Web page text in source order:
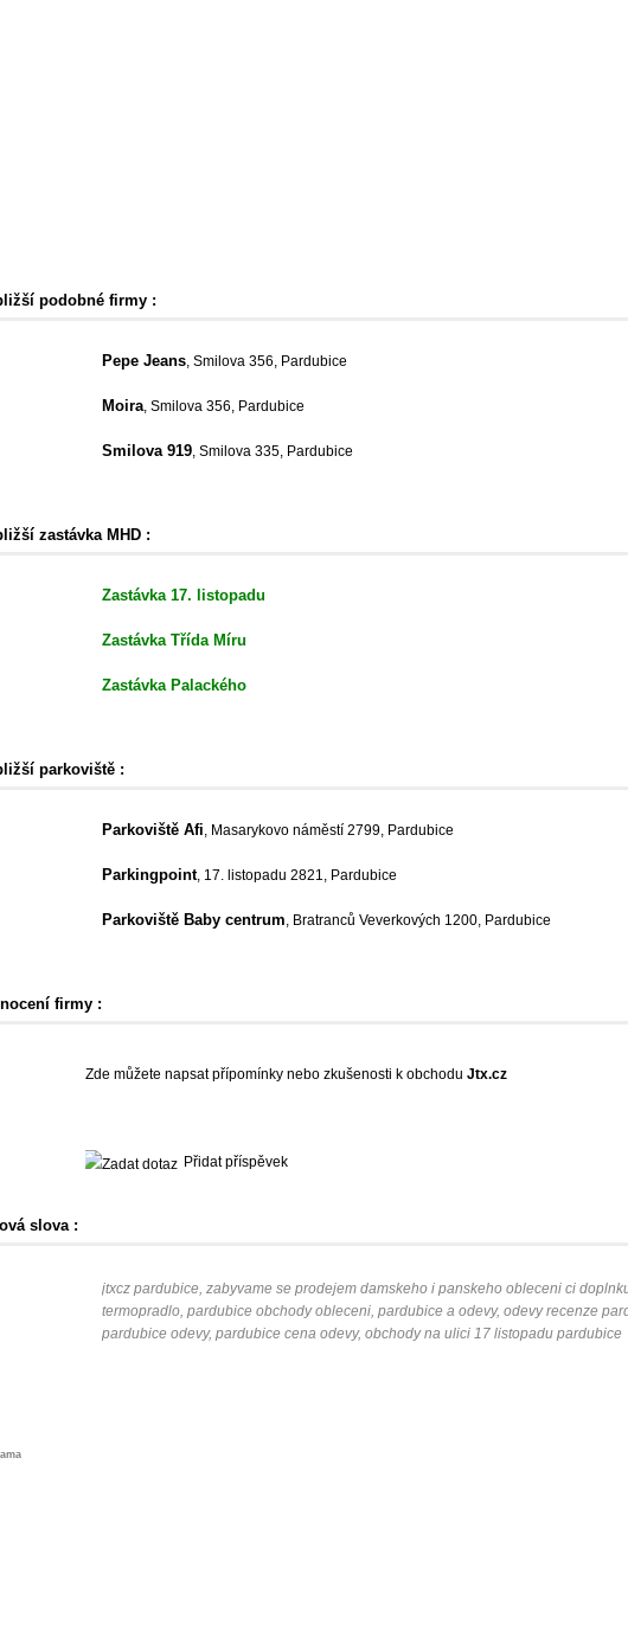
podobné firmy :
Pepe Jeans, Smilova 356, Pardubice
Moira, Smilova 356, Pardubice
Smilova 919, Smilova 335, Pardubice
zastávka MHD :
Zastávka 17. listopadu
Zastávka Třída Míru
Zastávka Palackého
parkoviště :
Parkoviště Afi , Masarykovo náměstí 2799, Pardubice
Parkingpoint, 17. listopadu 2821, Pardubice
Parkoviště Baby centrum , Bratranců Veverkových 1200, Pardubice
firmy :
Zde můžete napsat přípomínky nebo zkušenosti k obchoduJtx.cz
Přidat příspěvek
slova :
jtxcz pardubice, zabyvame se prodejem damskeho i panskeho obleceni ci
termopradlo, pardubice obchody obleceni, pardubice a odevy, odevy recenze
pardubice odevy, pardubice cena odevy, obchody na ulici 17 listopadu pardubice